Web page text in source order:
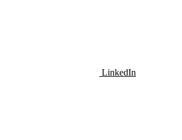
LinkedIn